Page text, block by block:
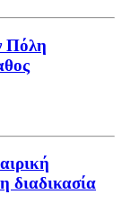
Πόλη
διαδικασία